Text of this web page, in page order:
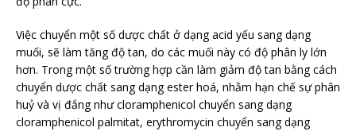
Việc chuyển một số dược chất ở dạng acid yếu sang dạng
muối, sẽ làm tăng độ tan, do các muối này có độ phân ly lớn
hơn. Trong một số trường hợp cần làm giảm độ tan bằng cách
chuyển dược chất sang dạng ester hoá, nhằm hạn chế sự phân
huỷ và vị đắng như cloramphenicol chuyển sang dạng
cloramphenicol palmitat, erythromycin chuyển sang dạng